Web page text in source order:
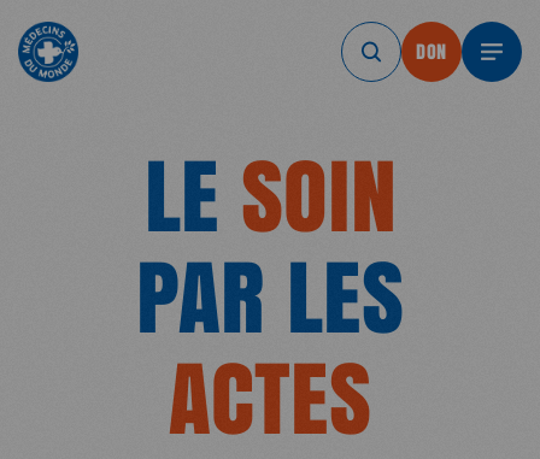
DON DON DON DON
DON
LESOIN
PAR LES
ACTES